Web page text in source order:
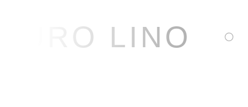
PURO LINO